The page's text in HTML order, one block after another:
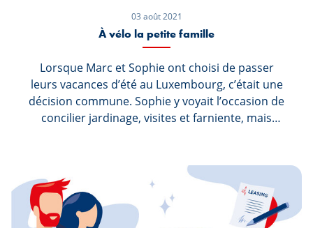
03 août 2021
À vélo la petite famille
Lorsque Marc et Sophie ont choisi de passer
leurs vacances d’été au Luxembourg, c’était une
décision commune. Sophie y voyait l’occasion de
concilier jardinage, visites et farniente, mais
de vouloir le suivre.